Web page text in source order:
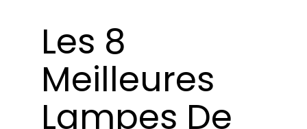
Presse
A propos de
Les 8
Meilleures
Lampes De